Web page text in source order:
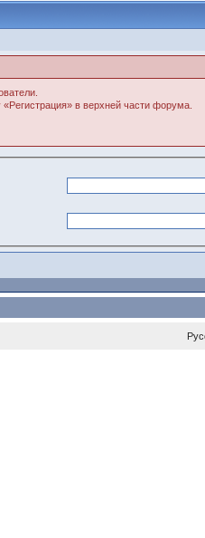
в верхней части форума.